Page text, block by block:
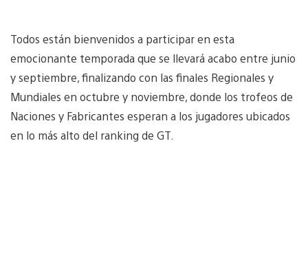
Todos están bienvenidos a participar en esta
emocionante temporada que se llevará acabo entre junio
y septiembre, finalizando con las finales Regionales y
Mundiales en octubre y noviembre, donde los trofeos de
Naciones y Fabricantes esperan a los jugadores ubicados
en lo más alto del ranking de GT.